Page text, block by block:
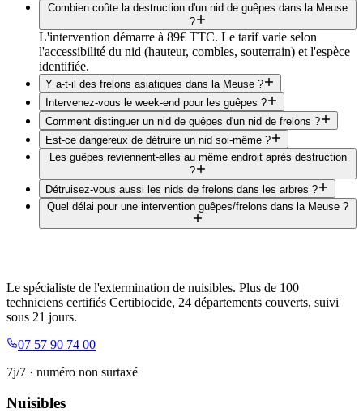
Combien coûte la destruction d'un nid de guêpes dans la Meuse
?
L'intervention démarre à 89€ TTC. Le tarif varie selon
l'accessibilité du nid (hauteur, combles, souterrain) et l'espèce
identifiée.
Y a-t-il des frelons asiatiques dans la Meuse ?
Intervenez-vous le week-end pour les guêpes ?
Comment distinguer un nid de guêpes d'un nid de frelons ?
Est-ce dangereux de détruire un nid soi-même ?
Les guêpes reviennent-elles au même endroit après destruction
?
Détruisez-vous aussi les nids de frelons dans les arbres ?
Quel délai pour une intervention guêpes/frelons dans la Meuse ?
Le spécialiste de l'extermination de nuisibles. Plus de 100
techniciens certifiés Certibiocide, 24 départements couverts, suivi
sous 21 jours.
07 57 90 74 00
7j/7 · numéro non surtaxé
Nuisibles